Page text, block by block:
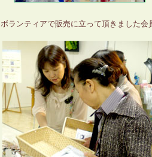
ボランティアで販売に立って頂きました